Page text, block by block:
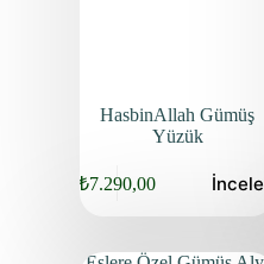
HasbinAllah Gümüş
Yüzük
₺7.290,00 İncele